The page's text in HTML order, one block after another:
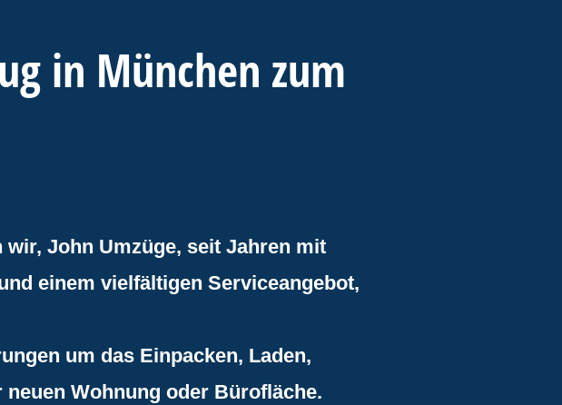
in München zum
John Umzüge, seit Jahren mit
einem vielfältigen Serviceangebot,
um das Einpacken, Laden,
Wohnung oder Bürofläche.